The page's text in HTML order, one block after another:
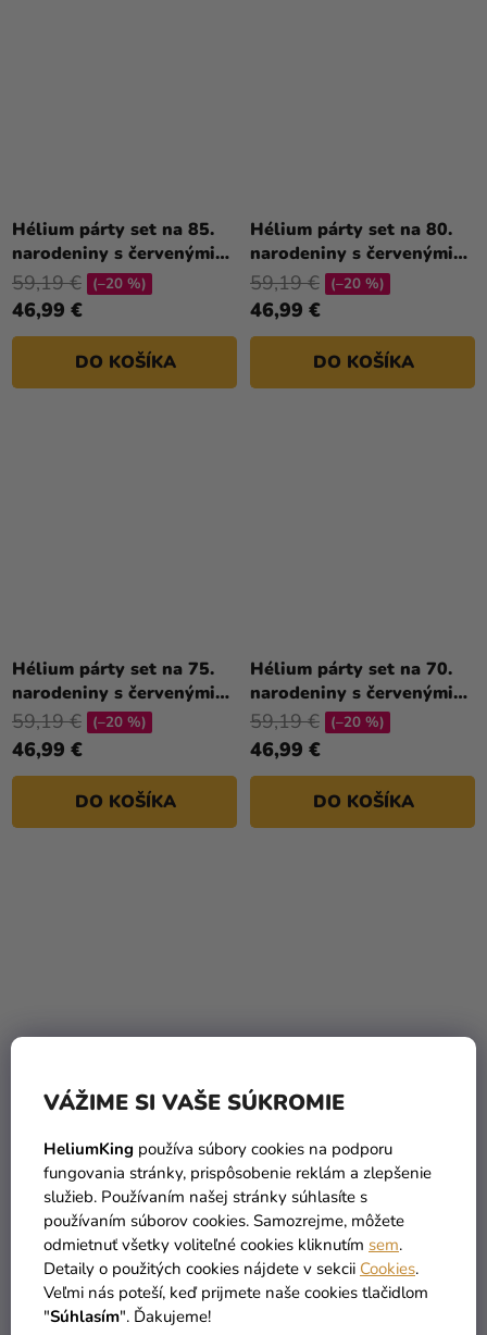
VÁŽIME SI VAŠE SÚKROMIE
HeliumKing používa súbory cookies na podporu
fungovania stránky, prispôsobenie reklám a zlepšenie
služieb. Používaním našej stránky súhlasíte s
používaním súborov cookies. Samozrejme, môžete
odmietnuť všetky voliteľné cookies kliknutím sem.
Detaily o použitých cookies nájdete v sekcii Cookies.
Veľmi nás poteší, keď prijmete naše cookies tlačidlom
"Súhlasím". Ďakujeme!
Hélium párty set na 85.
narodeniny s červenými
balónmi
46,99 €
59,19 € (–20 %)
DO KOŠÍKA
Hélium párty set na 80.
narodeniny s červenými
balónmi
46,99 €
59,19 € (–20 %)
DO KOŠÍKA
Hélium párty set na 75.
narodeniny s červenými
balónmi
46,99 €
59,19 € (–20 %)
DO KOŠÍKA
Hélium párty set na 70.
narodeniny s červenými
balónmi
46,99 €
59,19 € (–20 %)
DO KOŠÍKA
Hélium párty set na 65.
balónmi
46,99 €
59,19 € (–20 %)
DO KOŠÍKA
Hélium párty set na 60.
balónmi
46,99 €
59,19 € (–20 %)
DO KOŠÍKA